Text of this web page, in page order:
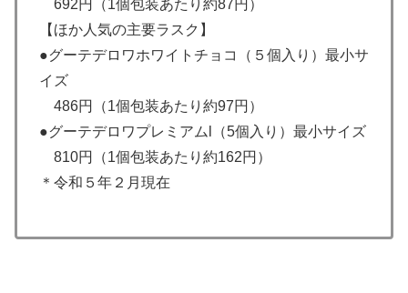
692円（1個包装あたり約87円）
【ほか人気の主要ラスク】
●グーテデロワホワイトチョコ（５個入り）最小サ
イズ
486円（1個包装あたり約97円）
●グーテデロワプレミアムl（5個入り）最小サイズ
810円（1個包装あたり約162円）
＊令和５年２月現在